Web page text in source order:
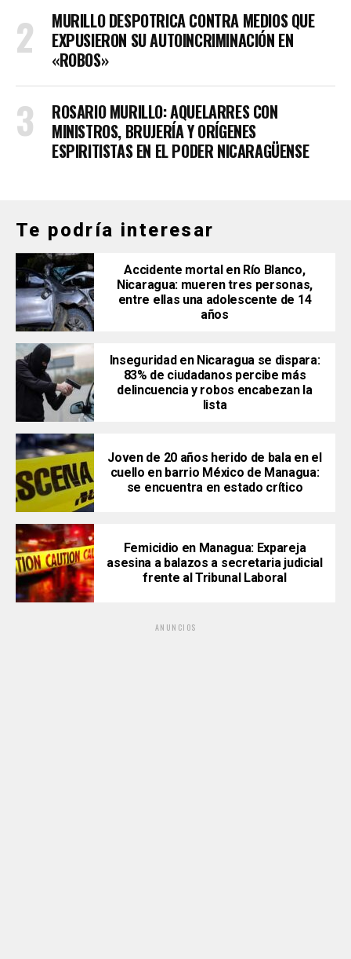
MURILLO DESPOTRICA CONTRA MEDIOS QUE
EXPUSIERON SU AUTOINCRIMINACIÓN EN
«ROBOS»
ROSARIO MURILLO: AQUELARRES CON
MINISTROS, BRUJERÍA Y ORÍGENES
ESPIRITISTAS EN EL PODER NICARAGÜENSE
Te podría interesar
Accidente mortal en Río Blanco,
Nicaragua: mueren tres personas,
entre ellas una adolescente de 14
años
Inseguridad en Nicaragua se dispara:
83% de ciudadanos percibe más
delincuencia y robos encabezan la
lista
Joven de 20 años herido de bala en el
cuello en barrio México de Managua:
se encuentra en estado crítico
Femicidio en Managua: Expareja
asesina a balazos a secretaria judicial
frente al Tribunal Laboral
ANUNCIOS